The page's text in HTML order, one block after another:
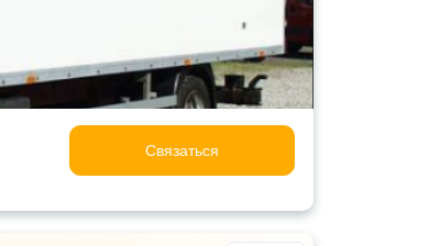
Связаться